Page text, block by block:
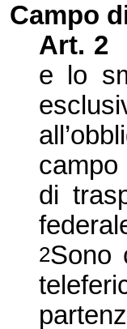
Campo
Art. 2
e lo
di
2Sono